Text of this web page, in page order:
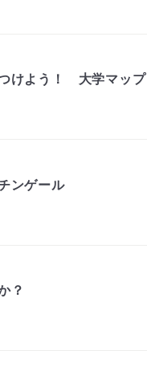
けよう！ 大学マップ
ンゲール
？